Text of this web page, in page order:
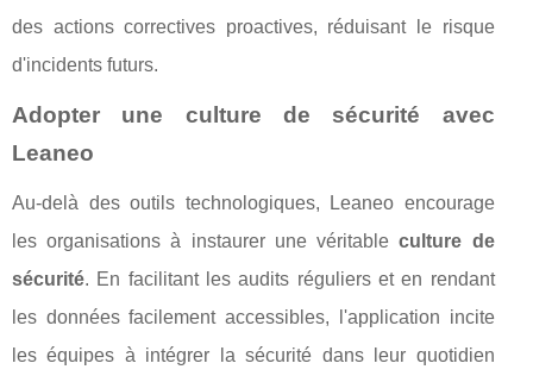
des actions correctives proactives, réduisant le risque
d'incidents futurs.
Adopter une culture de sécurité avec
Leaneo
Au-delà des outils technologiques, Leaneo encourage
les organisations à instaurer une véritableculture de
sécurité. En facilitant les audits réguliers et en rendant
les données facilement accessibles, l'application incite
les équipes à intégrer la sécurité dans leur quotidien